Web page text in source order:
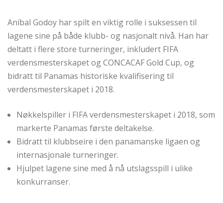
Aníbal Godoy har spilt en viktig rolle i suksessen til
lagene sine på både klubb- og nasjonalt nivå. Han har
deltatt i flere store turneringer, inkludert FIFA
verdensmesterskapet og CONCACAF Gold Cup, og
bidratt til Panamas historiske kvalifisering til
verdensmesterskapet i 2018.
Nøkkelspiller i FIFA verdensmesterskapet i 2018, som
markerte Panamas første deltakelse.
Bidratt til klubbseire i den panamanske ligaen og
internasjonale turneringer.
Hjulpet lagene sine med å nå utslagsspill i ulike
konkurranser.